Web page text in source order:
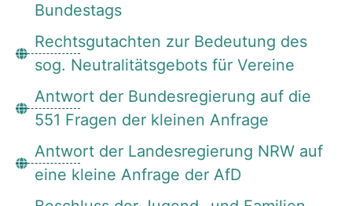
Bundestags
Rechtsgutachten zur Bedeutung des
sog. Neutralitätsgebots für Vereine
Antwort der Bundesregierung auf die
551 Fragen der kleinen Anfrage
Antwort der Landesregierung NRW auf
eine kleine Anfrage der AfD